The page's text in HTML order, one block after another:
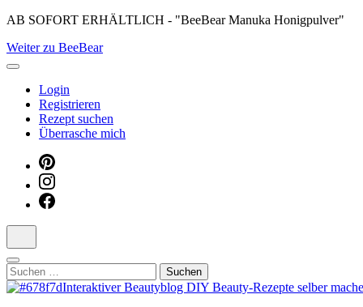
Skip
content
(Press
AB SOFORT ERHÄLTLICH - "BeeBear Manuka Honigpulver"
Weiter zu BeeBear
Login
Registrieren
Rezept suchen
Überrasche mich
Suchen
nach: